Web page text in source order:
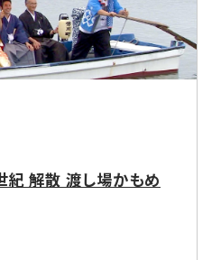
紀 解散 渡し場かもめ